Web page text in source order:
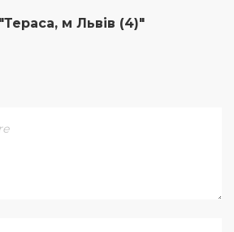
м Львів (4)"